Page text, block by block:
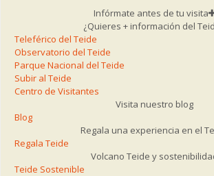
Infórmate antes de tu visita
¿Quieres + información del
Teleférico del Teide
Observatorio del Teide
Parque Nacional del Teide
Subir al Teide
Centro de Visitantes
Visita nuestro blog
Blog
Regala una experiencia en el
Regala Teide
Volcano Teide y
Teide Sostenible